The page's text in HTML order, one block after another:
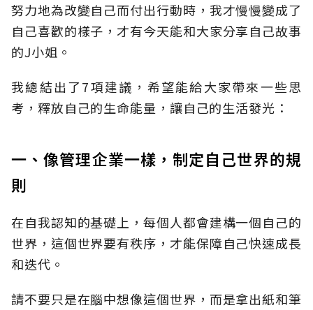
努力地為改變自己而付出行動時，我才慢慢變成了
自己喜歡的樣子，才有今天能和大家分享自己故事
的J小姐。
我總結出了7項建議，希望能給大家帶來一些思
考，釋放自己的生命能量，讓自己的生活發光：
一、像管理企業一樣，制定自己世界的規
則
在自我認知的基礎上，每個人都會建構一個自己的
世界，這個世界要有秩序，才能保障自己快速成長
和迭代。
請不要只是在腦中想像這個世界，而是拿出紙和筆